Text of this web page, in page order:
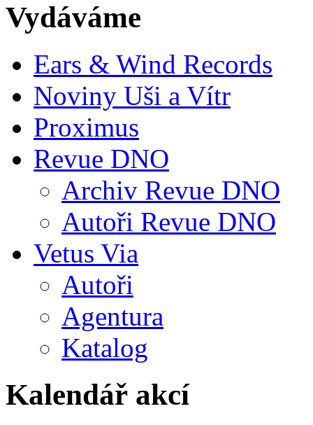
Vydáváme
Ears & Wind Records
Noviny Uši a Vítr
Proximus
Revue DNO
Archiv Revue DNO
Autoři Revue DNO
Vetus Via
Autoři
Agentura
Katalog
Kalendář akcí